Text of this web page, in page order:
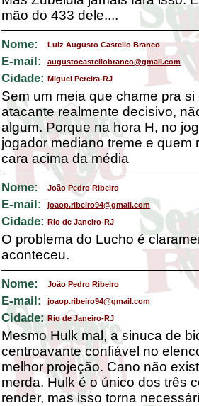
mão do 433 dele....
Nome: Luiz Augusto Castello Branco
E-mail: augustocastellobranco@gmail.com
Cidade: Miguel Pereira-RJ
Sem um meia que chame pra si
atacante realmente decisivo,
algum. Porque na hora H, no
jogador mediano treme e quem
cara acima da média
Nome: João Pedro Ribeiro
E-mail: joaop.ribeiro94@gmail.com
Cidade: Rio de Janeiro-RJ
O problema do Lucho é
aconteceu.
Nome: João Pedro Ribeiro
E-mail: joaop.ribeiro94@gmail.com
Cidade: Rio de Janeiro-RJ
Mesmo Hulk mal, a sinuca de
centroavante confiável no
melhor projeção. Cano não
merda. Hulk é o único dos três
render, mas isso torna